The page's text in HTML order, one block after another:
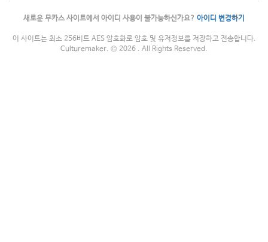
새로운 무카스 사이트에서 아이디 사용이 불가능하신가요? 아이디 변경하기
이 사이트는 최소 256비트 AES 암호화로 암호 및 유저정보를 저장하고 전송합니다.
Culturemaker. © 2026 . All Rights Reserved.